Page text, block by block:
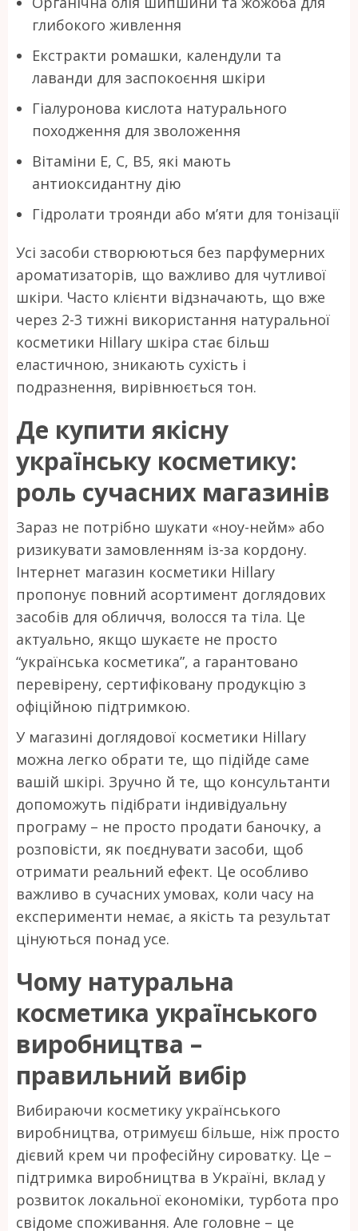
глибокого живлення
Екстракти ромашки, календули та
лаванди для заспокоєння шкіри
Гіалуронова кислота натурального
походження для зволоження
Вітаміни Е, С, В5, які мають
антиоксидантну дію
Гідролати троянди або м’яти для тонізації
Усі засоби створюються без парфумерних
ароматизаторів, що важливо для чутливої
шкіри. Часто клієнти відзначають, що вже
через 2-3 тижні використання натуральної
косметики Hillary шкіра стає більш
еластичною, зникають сухість і
подразнення, вирівнюється тон.
Де купити якісну
українську косметику:
роль сучасних магазинів
Зараз не потрібно шукати «ноу-нейм» або
ризикувати замовленням із-за кордону.
Інтернет магазин косметики Hillary
пропонує повний асортимент доглядових
засобів для обличчя, волосся та тіла. Це
актуально, якщо шукаєте не просто
“українська косметика”, а гарантовано
перевірену, сертифіковану продукцію з
офіційною підтримкою.
У магазині доглядової косметики Hillary
можна легко обрати те, що підійде саме
вашій шкірі. Зручно й те, що консультанти
допоможуть підібрати індивідуальну
програму – не просто продати баночку, а
розповісти, як поєднувати засоби, щоб
отримати реальний ефект. Це особливо
важливо в сучасних умовах, коли часу на
експерименти немає, а якість та результат
цінуються понад усе.
Чому натуральна
косметика українського
виробництва –
правильний вибір
Вибираючи косметику українського
виробництва, отримуєш більше, ніж просто
дієвий крем чи професійну сироватку. Це –
підтримка виробництва в Україні, вклад у
розвиток локальної економіки, турбота про
свідоме споживання. Але головне – це